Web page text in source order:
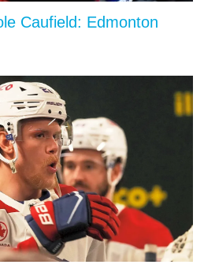
Caufield: Edmonton